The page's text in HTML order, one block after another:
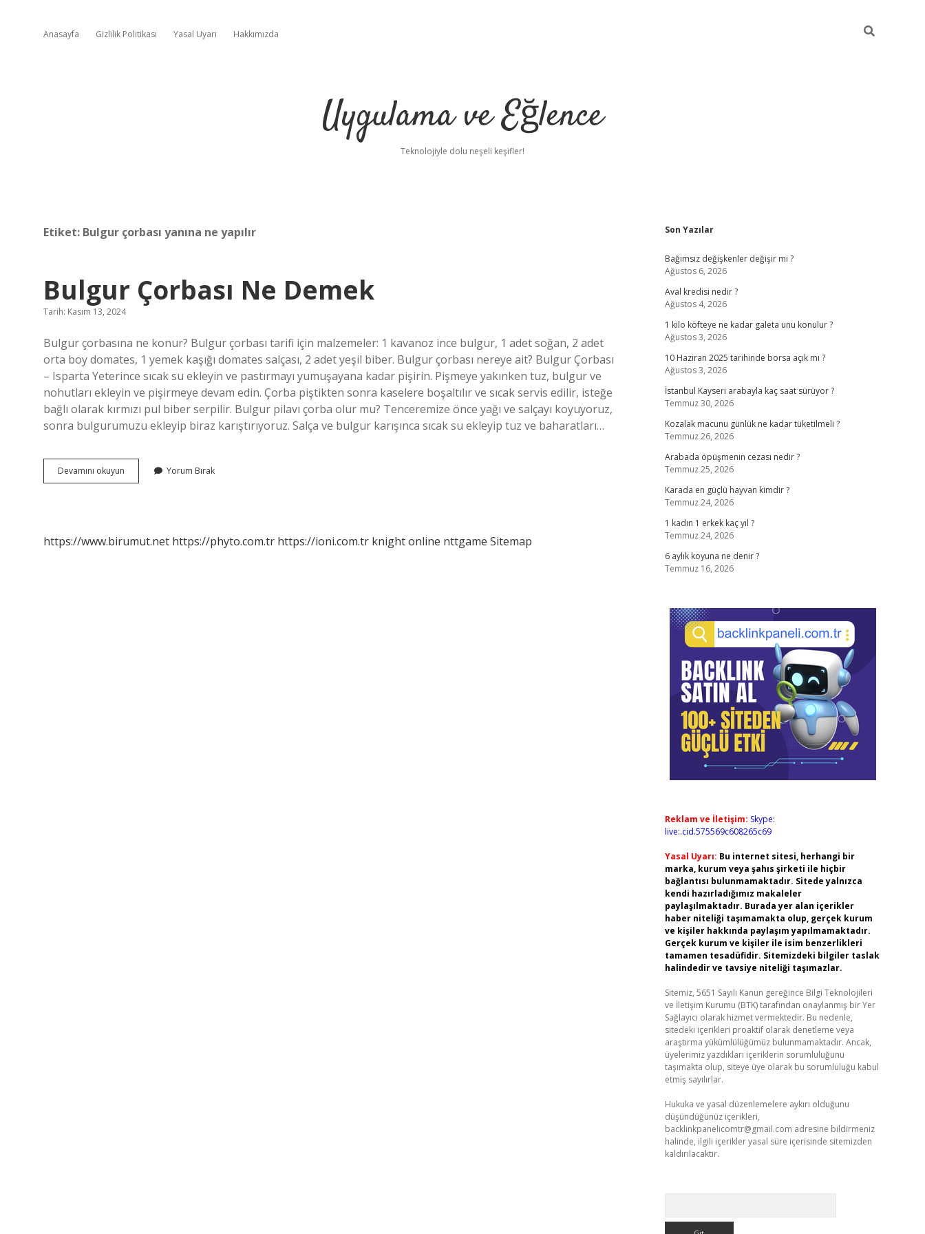
Anasayfa Gizlilik Politikası Yasal Uyarı Hakkımızda
Uygulama ve Eğlence
Teknolojiyle dolu neşeli keşifler!
Etiket: Bulgur çorbası yanına ne yapılır
Bulgur Çorbası Ne Demek
Tarih: Kasım 13, 2024
Bulgur çorbasına ne konur? Bulgur çorbası tarifi için malzemeler: 1 kavanoz ince bulgur, 1 adet soğan, 2 adet
orta boy domates, 1 yemek kaşığı domates salçası, 2 adet yeşil biber. Bulgur çorbası nereye ait? Bulgur Çorbası
– Isparta Yeterince sıcak su ekleyin ve pastırmayı yumuşayana kadar pişirin. Pişmeye yakınken tuz, bulgur ve
nohutları ekleyin ve pişirmeye devam edin. Çorba piştikten sonra kaselere boşaltılır ve sıcak servis edilir, isteğe
bağlı olarak kırmızı pul biber serpilir. Bulgur pilavı çorba olur mu? Tenceremize önce yağı ve salçayı koyuyoruz,
sonra bulgurumuzu ekleyip biraz karıştırıyoruz. Salça ve bulgur karışınca sıcak su ekleyip tuz ve baharatları…
Devamını okuyun
Çorbası
Yorum Bırak
https://www.birumut.net https://phyto.com.tr https://ioni.com.tr knight online nttgame Sitemap
Sidebar
Son Yazılar
Bağımsız değişkenler değişir mi ?
Ağustos 6, 2026
Aval kredisi nedir ?
Ağustos 4, 2026
1 kilo köfteye ne kadar galeta unu konulur ?
Ağustos 3, 2026
10 Haziran 2025 tarihinde borsa açık mı ?
Ağustos 3, 2026
İstanbul Kayseri arabayla kaç saat sürüyor ?
Temmuz 30, 2026
Kozalak macunu günlük ne kadar tüketilmeli ?
Temmuz 26, 2026
Arabada öpüşmenin cezası nedir ?
Temmuz 25, 2026
Karada en güçlü hayvan kimdir ?
Temmuz 24, 2026
1 kadın 1 erkek kaç yıl ?
Temmuz 24, 2026
6 aylık koyuna ne denir ?
Temmuz 16, 2026
Reklam ve İletişim: Skype:
live:.cid.575569c608265c69
Yasal Uyarı: Bu internet sitesi, herhangi bir
marka, kurum veya şahıs şirketi ile hiçbir
bağlantısı bulunmamaktadır. Sitede yalnızca
kendi hazırladığımız makaleler
paylaşılmaktadır. Burada yer alan içerikler
haber niteliği taşımamakta olup, gerçek kurum
ve kişiler hakkında paylaşım yapılmamaktadır.
Gerçek kurum ve kişiler ile isim benzerlikleri
tamamen tesadüfidir. Sitemizdeki bilgiler taslak
halindedir ve tavsiye niteliği taşımazlar.
Sitemiz, 5651 Sayılı Kanun gereğince Bilgi Teknolojileri
ve İletişim Kurumu (BTK) tarafından onaylanmış bir Yer
Sağlayıcı olarak hizmet vermektedir. Bu nedenle,
sitedeki içerikleri proaktif olarak denetleme veya
araştırma yükümlülüğümüz bulunmamaktadır. Ancak,
üyelerimiz yazdıkları içeriklerin sorumluluğunu
taşımakta olup, siteye üye olarak bu sorumluluğu kabul
etmiş sayılırlar.
Hukuka ve yasal düzenlemelere aykırı olduğunu
düşündüğünüz içerikleri,
backlinkpanelicomtr@gmail.com adresine bildirmeniz
halinde, ilgili içerikler yasal süre içerisinde sitemizden
kaldırılacaktır.